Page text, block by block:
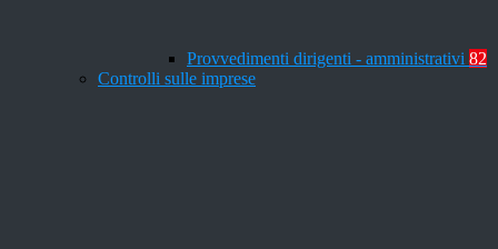
Provvedimenti dirigenti - amministrativi 82
Controlli sulle imprese